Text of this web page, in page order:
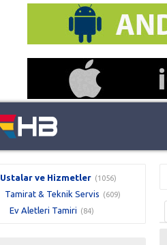
Ustalar ve Hizmetler (1056)
Tamirat & Teknik Servis (609)
Ev Aletleri Tamiri (84)